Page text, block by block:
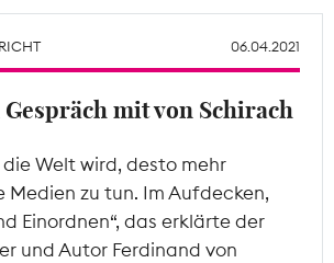
06.04.2021
mit von Schirach
die Welt wird, desto mehr
Medien zu tun. Im Aufdecken,
Einordnen“, das erklärte der
und Autor Ferdinand von